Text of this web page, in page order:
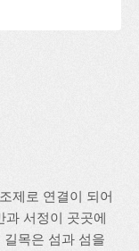
제로 연결이 되어
과 서정이 곳곳에
목은 섬과 섬을